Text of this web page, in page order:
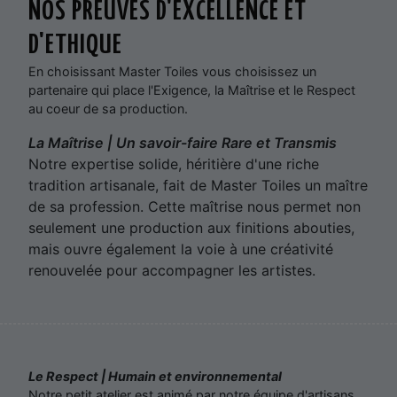
NOS PREUVES D'EXCELLENCE ET
D'ETHIQUE
En choisissant Master Toiles vous choisissez un
partenaire qui place l'Exigence, la Maîtrise et le Respect
au coeur de sa production.
La Maîtrise | Un savoir-faire Rare et Transmis
Notre expertise solide, héritière d'une riche
tradition artisanale, fait de Master Toiles un maître
de sa profession. Cette maîtrise nous permet non
seulement une production aux finitions abouties,
mais ouvre également la voie à une créativité
renouvelée pour accompagner les artistes.
Le Respect | Humain et environnemental